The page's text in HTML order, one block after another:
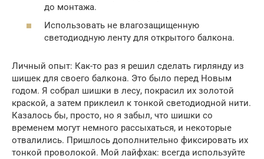
до монтажа.
Использовать не влагозащищенную
светодиодную ленту для открытого балкона.
Личный опыт: Как-то раз я решил сделать гирлянду из
шишек для своего балкона. Это было перед Новым
годом. Я собрал шишки в лесу, покрасил их золотой
краской, а затем приклеил к тонкой светодиодной нити.
Казалось бы, просто, но я забыл, что шишки со
временем могут немного рассыхаться, и некоторые
отвалились. Пришлось дополнительно фиксировать их
тонкой проволокой. Мой лайфхак: всегда используйте